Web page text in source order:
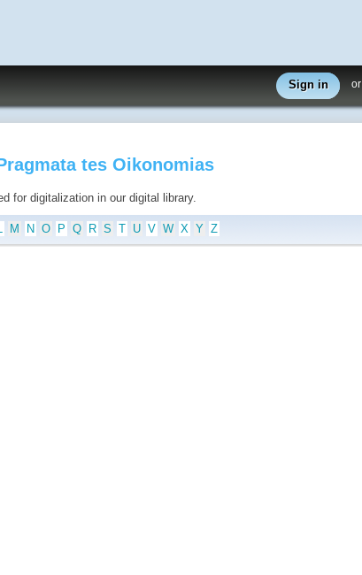
Sign in or
tes Oikonomias
for digitalization in our digital library.
M N O P Q R S T U V W X Y Z